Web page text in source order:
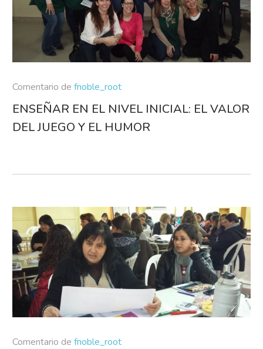
Comentario de fnoble_root
ENSEÑAR EN EL NIVEL INICIAL: EL VALOR
DEL JUEGO Y EL HUMOR
Comentario de fnoble_root